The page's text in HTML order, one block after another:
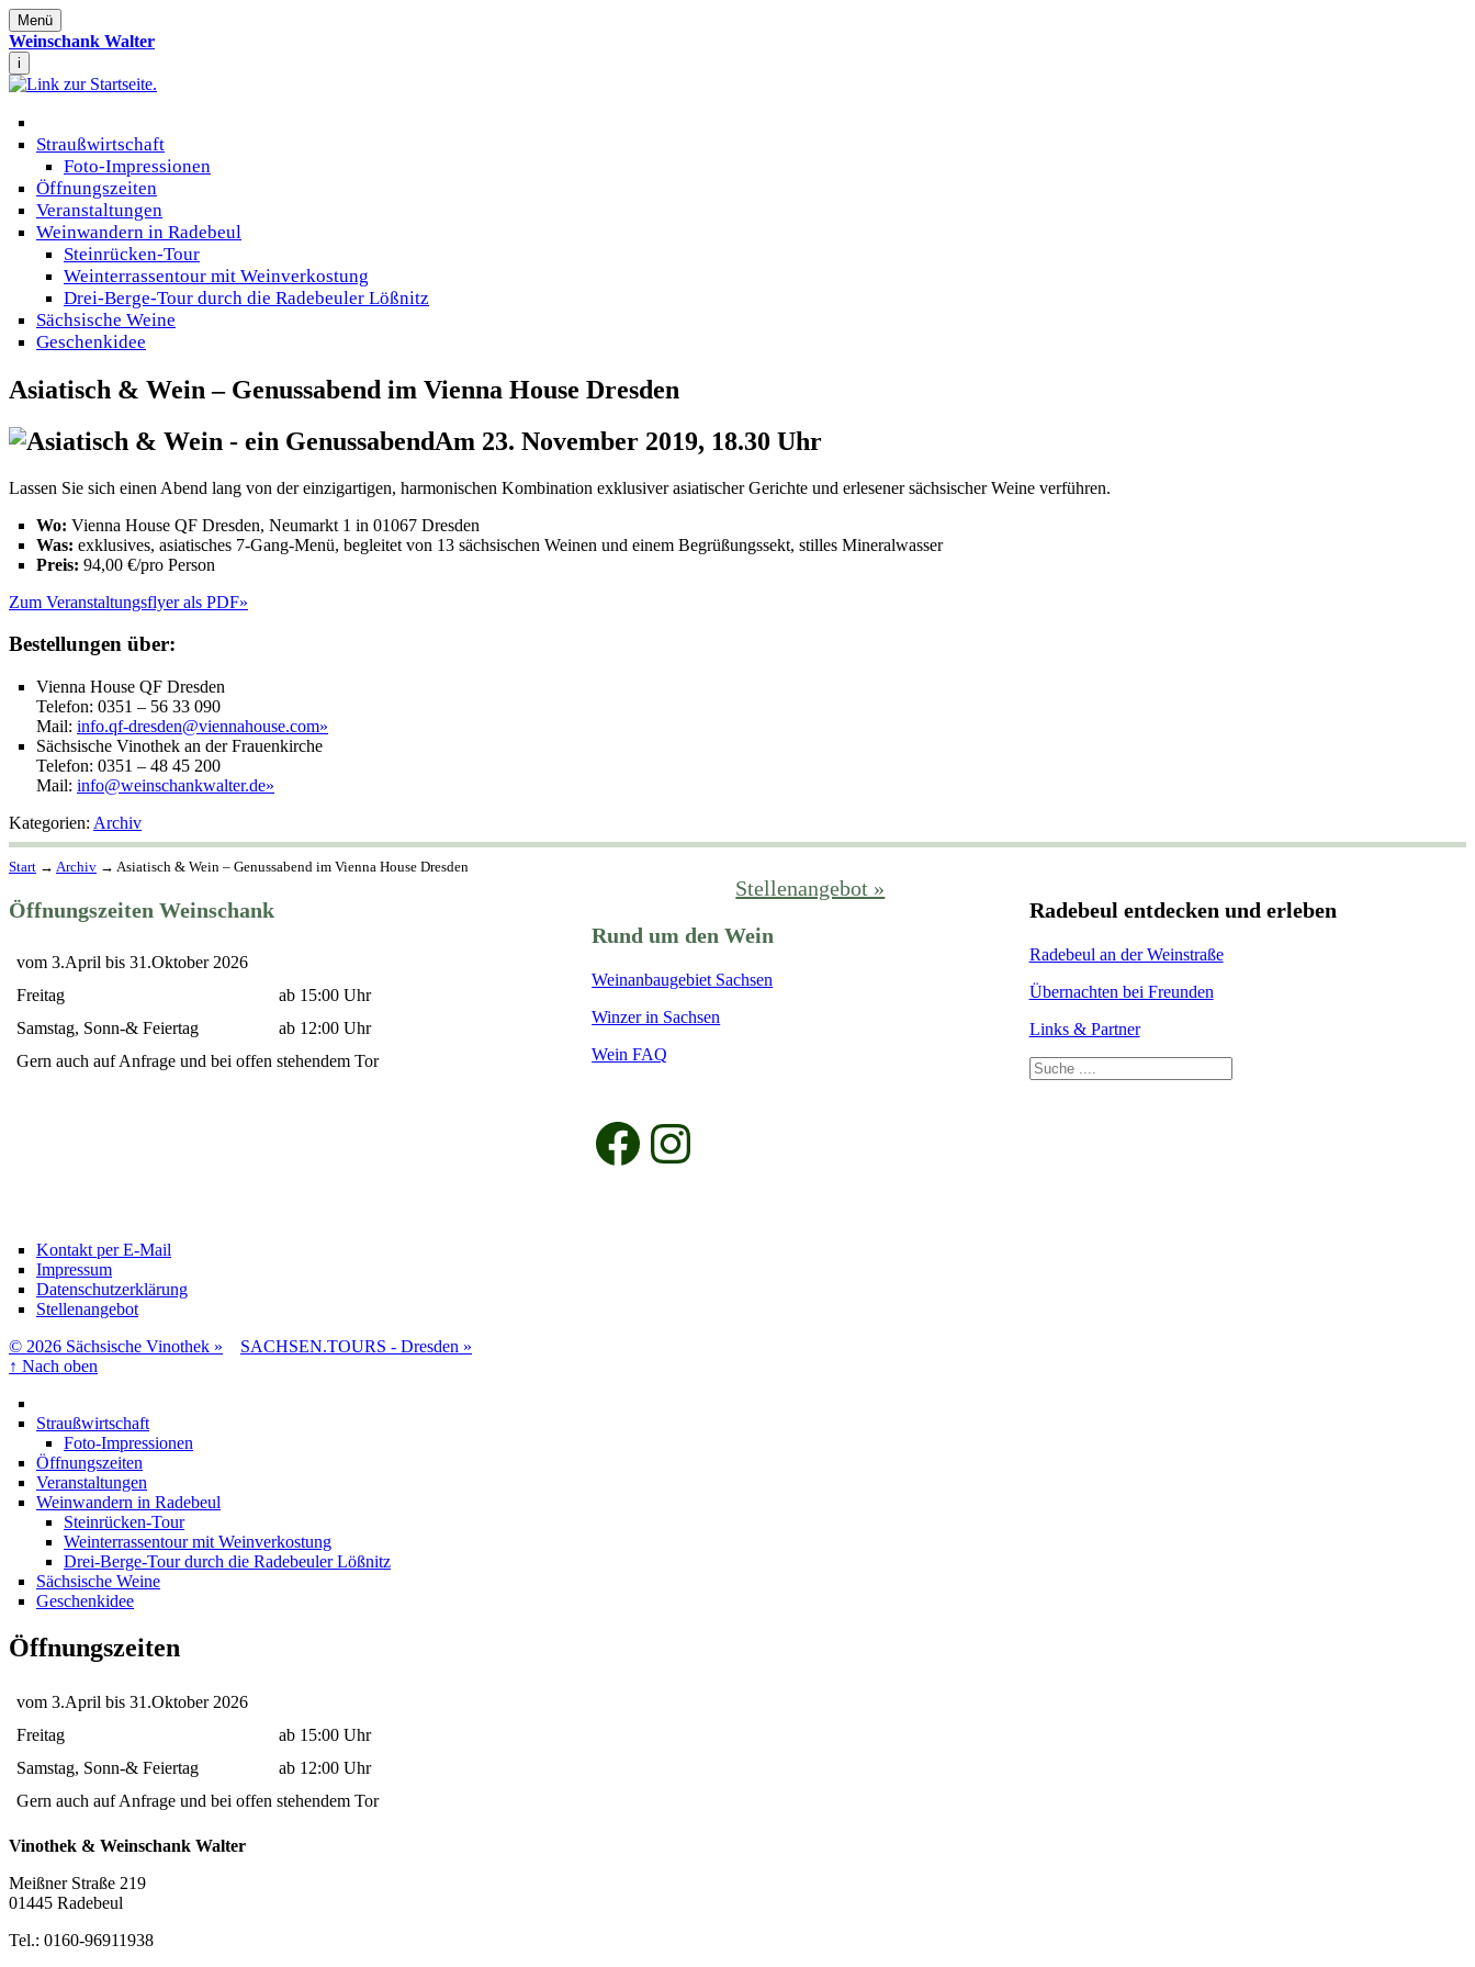
Menü
Weinschank Walter
i
Straußwirtschaft
Foto-Impressionen
Öffnungszeiten
Veranstaltungen
Weinwandern in Radebeul
Steinrücken-Tour
Weinterrassentour mit Weinverkostung
Drei-Berge-Tour durch die Radebeuler Lößnitz
Sächsische Weine
Geschenkidee
Asiatisch & Wein – Genussabend im Vienna House Dresden
Am 23. November 2019, 18.30 Uhr
Lassen Sie sich einen Abend lang von der einzigartigen, harmonischen Kombination exklusiver asiatischer Gerichte und erlesener sächsischer Weine verführen.
Wo: Vienna House QF Dresden, Neumarkt 1 in 01067 Dresden
Was: exklusives, asiatisches 7-Gang-Menü, begleitet von 13 sächsischen Weinen und einem Begrüßungssekt, stilles Mineralwasser
Preis: 94,00 €/pro Person
Zum Veranstaltungsflyer als PDF»
Bestellungen über:
Vienna House QF Dresden
Telefon: 0351 – 56 33 090
Mail: info.qf-dresden@viennahouse.com»
Sächsische Vinothek an der Frauenkirche
Telefon: 0351 – 48 45 200
Mail: info@weinschankwalter.de»
Kategorien: Archiv
Start → Archiv → Asiatisch & Wein – Genussabend im Vienna House Dresden
Öffnungszeiten Weinschank
vom 3.April bis 31.Oktober 2026
Freitag
ab 15:00 Uhr
Samstag, Sonn-& Feiertag
ab 12:00 Uhr
Gern auch auf Anfrage und bei offen stehendem Tor
Stellenangebot »
Rund um den Wein
Weinanbaugebiet Sachsen
Winzer in Sachsen
Wein FAQ
Facebook Instagram
Radebeul entdecken und erleben
Radebeul an der Weinstraße
Übernachten bei Freunden
Links & Partner
Suchen
Kontakt per E-Mail
Impressum
Datenschutzerklärung
Stellenangebot
© 2026 Sächsische Vinothek »
SACHSEN.TOURS - Dresden »
↑ Nach oben
Straußwirtschaft
Foto-Impressionen
Öffnungszeiten
Veranstaltungen
Weinwandern in Radebeul
Steinrücken-Tour
Weinterrassentour mit Weinverkostung
Drei-Berge-Tour durch die Radebeuler Lößnitz
Sächsische Weine
Geschenkidee
Öffnungszeiten
vom 3.April bis 31.Oktober 2026
Freitag
ab 15:00 Uhr
Samstag, Sonn-& Feiertag
ab 12:00 Uhr
Gern auch auf Anfrage und bei offen stehendem Tor
Vinothek & Weinschank Walter
Meißner Straße 219
01445 Radebeul
Tel.: 0160-96911938